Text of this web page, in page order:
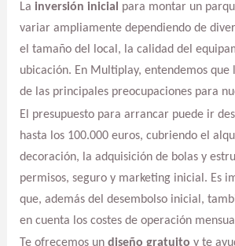
La inversión inicial
para montar un
variar ampliamente dependiendo de
el tamaño del local, la calidad del
ubicación. En Multiplay, entendemos que
de las principales preocupaciones para
El presupuesto para arrancar puede ir
hasta los 100.000 euros, cubriendo el
decoración, la adquisición de bolas y
permisos, seguro y marketing inicial. Es
que, además del desembolso inicial,
en cuenta los costes de operación
Te ofrecemos un diseño gratuito y te